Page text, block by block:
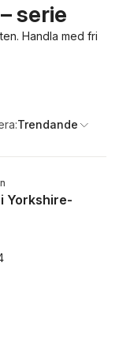
serie
Handla med fri
Trendande
Yorkshire-
röster: